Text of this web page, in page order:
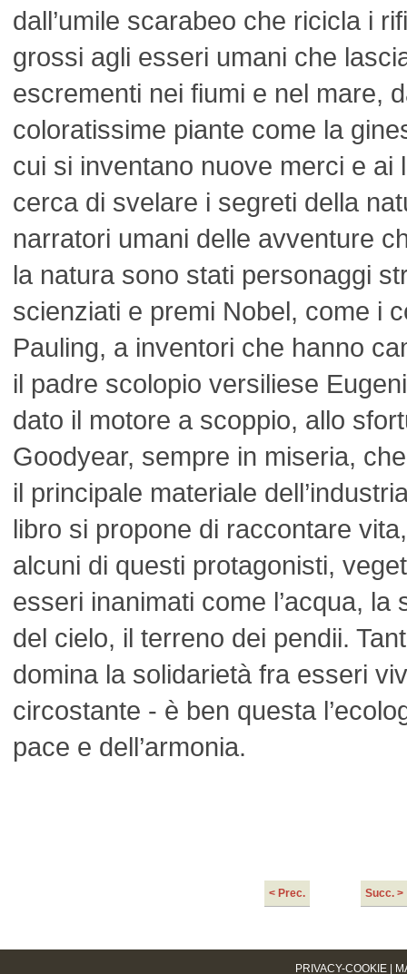
dall’umile scarabeo che ricicla i
grossi agli esseri umani che
escrementi nei fiumi e nel mare,
coloratissime piante come la
cui si inventano nuove merci e ai
cerca di svelare i segreti della
narratori umani delle avventure
la natura sono stati personaggi
scienziati e premi Nobel, come i
Pauling, a inventori che hanno
il padre scolopio versiliese
dato il motore a scoppio, allo
Goodyear, sempre in miseria,
il principale materiale
libro si propone di raccontare
alcuni di questi protagonisti,
esseri inanimati come l’acqua, la
del cielo, il terreno dei pendii.
domina la solidarietà fra esseri
circostante - è ben questa
pace e dell’armonia.
< Prec. Succ. >
PRIVACY-COOKIE